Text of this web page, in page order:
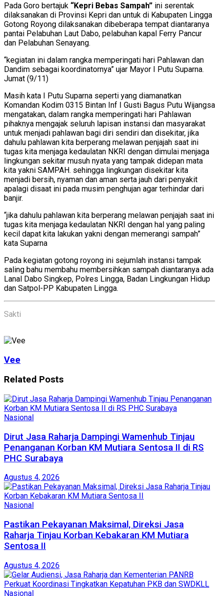
Pada Goro bertajuk “Kepri Bebas Sampah” ini serentak
dilaksanakan di Provinsi Kepri dan untuk di Kabupaten Lingga
Gotong Royong dilaksanakan dibeberapa tempat diantaranya
pantai Pelabuhan Laut Dabo, pelabuhan kapal Ferry Pancur
dan Pelabuhan Senayang.
“kegiatan ini dalam rangka memperingati hari Pahlawan dan
Dandim sebagai koordinatornya” ujar Mayor I Putu Suparna.
Jumat (9/11)
Masih kata I Putu Suparna seperti yang diamanatkan
Komandan Kodim 0315 Bintan Inf I Gusti Bagus Putu Wijangsa
mengatakan, dalam rangka memperingati hari Pahlawan
pihaknya mengajak seluruh lapisan instansi dan masyarakat
untuk menjadi pahlawan bagi diri sendiri dan disekitar, jika
dahulu pahlawan kita berperang melawan penjajah saat ini
tugas kita menjaga kedaulatan NKRI dengan dimulai menjaga
lingkungan sekitar musuh nyata yang tampak didepan mata
kita yakni SAMPAH. sehingga lingkungan disekitar kita
menjadi bersih, nyaman dan aman serta jauh dari penyakit
apalagi disaat ini pada musim penghujan agar terhindar dari
banjir.
“jika dahulu pahlawan kita berperang melawan penjajah saat ini
tugas kita menjaga kedaulatan NKRI dengan hal yang paling
kecil dapat kita lakukan yakni dengan memerangi sampah”
kata Suparna
Pada kegiatan gotong royong ini sejumlah instansi tampak
saling bahu membahu membersihkan sampah diantaranya ada
Lanal Dabo Singkep, Polres Lingga, Badan Lingkungan Hidup
dan Satpol-PP Kabupaten Lingga.
Sakti
Vee
Related Posts
Nasional
Dirut Jasa Raharja Dampingi Wamenhub Tinjau
Penanganan Korban KM Mutiara Sentosa II di RS
PHC Surabaya
Agustus 4, 2026
Nasional
Pastikan Pekayanan Maksimal, Direksi Jasa
Raharja Tinjau Korban Kebakaran KM Mutiara
Sentosa II
Agustus 4, 2026
Nasional